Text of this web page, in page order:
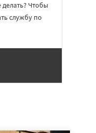
Чтобы
службу по